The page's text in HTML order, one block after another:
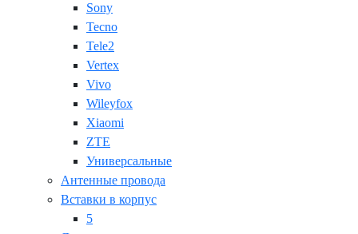
Sony
Tecno
Tele2
Vertex
Vivo
Wileyfox
Xiaomi
ZTE
Универсальные
Антенные провода
Вставки в корпус
5